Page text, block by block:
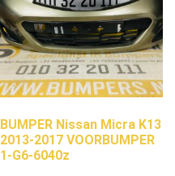
BUMPER Nissan Micra K13
2013-2017 VOORBUMPER
1-G6-6040z